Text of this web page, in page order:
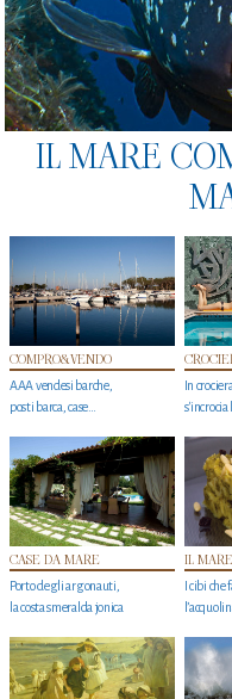
IL MARE
COMPRO&VENDO
AAA vendesi barche,
posti barca, case…
In
s'incrocia
CASE DA MARE
Porto degli argonauti,
la costa smeralda jonica
IL
I cibi